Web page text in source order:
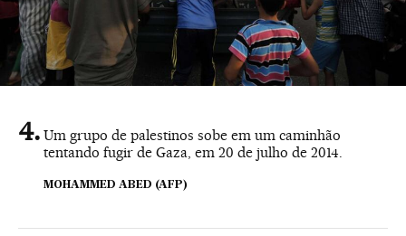
Um grupo de palestinos sobe em um caminhão
tentando fugir de Gaza, em 20 de julho de 2014.
MOHAMMED ABED (AFP)